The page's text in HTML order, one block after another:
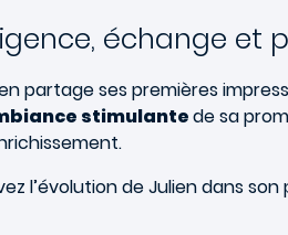
échange et
partage ses premières
stimulantede sa
l’évolution de Julien dans